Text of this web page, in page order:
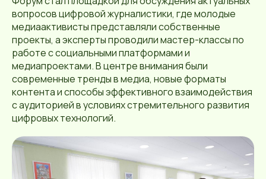
вопросов цифровой журналистики, где молодые
медиаактивисты представляли собственные
проекты, а эксперты проводили мастер-классы по
работе с социальными платформами и
медиапроектами. В центре внимания были
современные тренды в медиа, новые форматы
контента и способы эффективного взаимодействия
с аудиторией в условиях стремительного развития
цифровых технологий.